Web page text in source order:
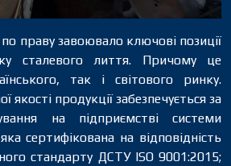
праву завоювало ключові позиції
сталевого лиття. Причому це
так і світового ринку.
якості продукції забезпечується за
на підприємстві системи
сертифікована на відповідність
стандарту ДСТУ ISO 9001:2015;